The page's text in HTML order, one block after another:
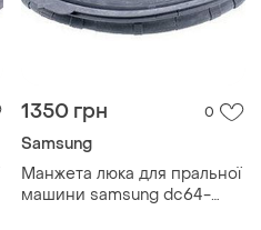
1350 грн 0
Samsung
Манжета люка для пральної
машини samsung dc64-